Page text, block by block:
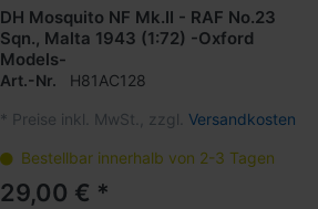
DH Mosquito NF Mk.II - RAF No.23
Sqn., Malta 1943 (1:72) -Oxford
Models-
Art.-Nr. H81AC128
* Preise inkl. MwSt., zzgl. Versandkosten
Bestellbar innerhalb von 2-3 Tagen
29,00 € *